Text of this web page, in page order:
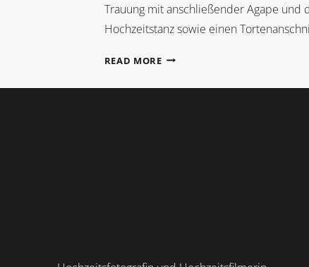
Trauung mit anschließender Agape und
Hochzeitstanz sowie einen
READ MOREISABELLA
ROMAN